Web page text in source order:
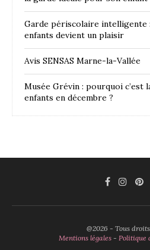
Garde périscolaire intelligente
enfants devient un plaisir
Avis SENSAS Marne-la-Vallée
Musée Grévin : pourquoi c’est
enfants en décembre ?
@2026 - Tous
Mentions légales- Politique